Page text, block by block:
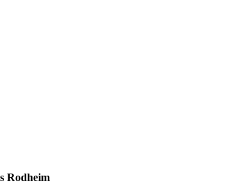
Rodheim